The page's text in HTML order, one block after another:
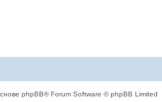
phpBB® Forum Software © phpBB Limited